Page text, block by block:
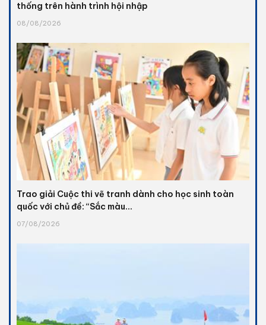
thống trên hành trình hội nhập
08/08/2026
Trao giải Cuộc thi vẽ tranh dành cho học sinh toàn
quốc với chủ đề: “Sắc màu...
07/08/2026